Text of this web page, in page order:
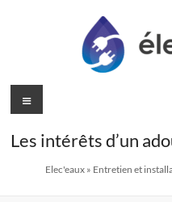
Les intérêts d’un
Elec'eaux» Entretien et